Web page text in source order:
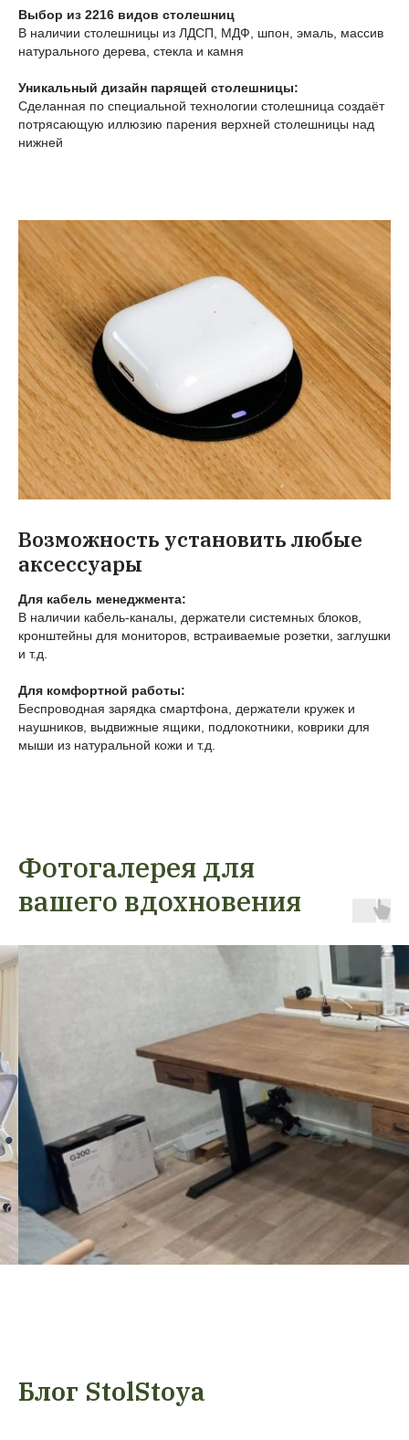
Выбор из 2216 видов столешниц
В наличии столешницы из ЛДСП, МДФ, шпон, эмаль, массив
натурального дерева, стекла и камня
Уникальный дизайн парящей столешницы:
Сделанная по специальной технологии столешница создаёт
потрясающую иллюзию парения верхней столешницы над
нижней
Возможность установить любые
аксессуары
Для кабель менеджмента:
В наличии кабель-каналы, держатели системных блоков,
кронштейны для мониторов, встраиваемые розетки, заглушки
и т.д.
Для комфортной работы:
Беспроводная зарядка смартфона, держатели кружек и
наушников, выдвижные ящики, подлокотники, коврики для
мыши из натуральной кожи и т.д.
Фотогалерея для
вашего вдохновения
Блог StolStoya